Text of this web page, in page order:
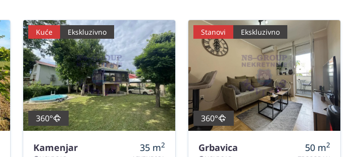
Kuće Ekskluzivno
360°
Kamenjar 35 m2
Stanovi Ekskluzivno
360°
Grbavica 50 m2